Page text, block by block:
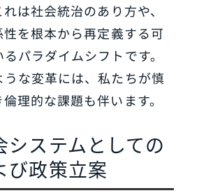
は社会統治のあり方や、
を根本から再定義する可
パラダイムシフトです。
うな変革には、私たちが慎
理的な課題も伴います。
システムとしての
び政策立案